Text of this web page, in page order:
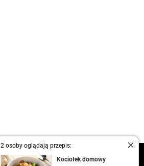
2 osoby oglądają przepis:
Kociołek domowy
kontakt